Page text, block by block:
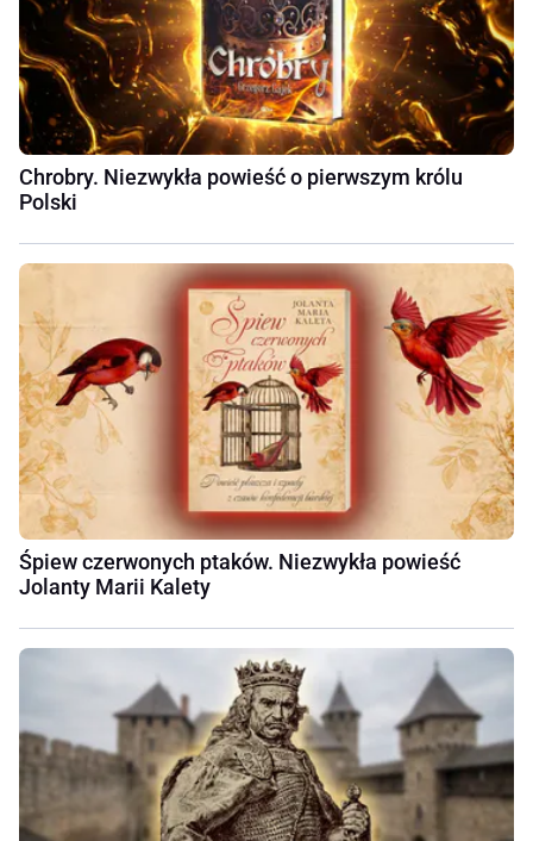
Chrobry. Niezwykła powieść o pierwszym królu
Polski
Śpiew czerwonych ptaków. Niezwykła powieść
Jolanty Marii Kalety